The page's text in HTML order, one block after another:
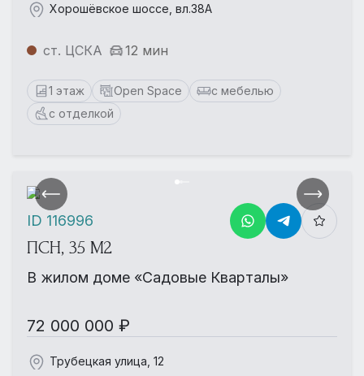
Хорошёвское шоссе, вл.38А
ст. ЦСКА 12 мин
1 этаж Open Space
с мебелью
с отделкой
ПСН, 35 М2
В жилом доме «Садовые Кварталы»
72 000 000 ₽
Трубецкая улица, 12
ID 116996